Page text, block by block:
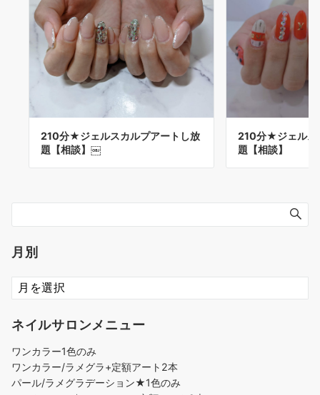
210分★ジェルスカルプアートし放
題【相談】￼
210分★ジェルス
題【相談】
月別
ネイルサロンメニュー
ワンカラー1色のみ
ワンカラー/ラメグラ+定額アート2本
パール/ラメグラデーション★1色のみ